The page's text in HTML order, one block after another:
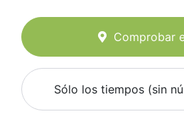
Comprobar
Sólo los tiempos (sin